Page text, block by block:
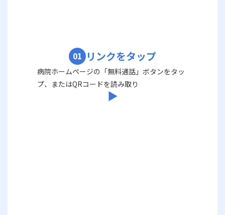
01 リンクをタップ
病院ホームページの「無料通話」ボタンをタッ
プ、またはQRコードを読み取り